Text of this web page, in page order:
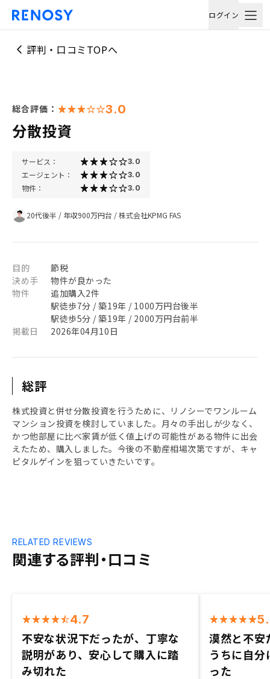
ログイン
評判・口コミTOPへ
総合評価： 3.0
分散投資
サービス： 3.0
エージェント： 3.0
物件： 3.0
20代後半 / 年収900万円台 /株式会社KPMG FAS
目的
節税
決め手
物件が良かった
物件
追加購入2件
駅徒歩7分 / 築19年 / 1000万円台後半
駅徒歩5分 / 築19年 / 2000万円台前半
掲載日
2026年04月10日
総評
株式投資と併せ分散投資を行うために、リノシーでワンルーム
マンション投資を検討していました。月々の手出しが少なく、
かつ他部屋に比べ家賃が低く値上げの可能性がある物件に出会
えたため、購入しました。今後の不動産相場次第ですが、キャ
ピタルゲインを狙っていきたいです。
関連する評判・口コミ
RELATED REVIEWS
4.7
不安な状況下だったが、丁寧な
説明があり、安心して購入に踏
み切れた
漠然と不安
うちに自
った